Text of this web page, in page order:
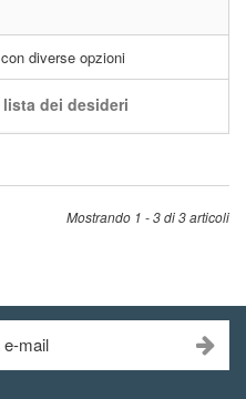
diverse opzioni
dei desideri
Mostrando 1 - 3 di 3 articoli